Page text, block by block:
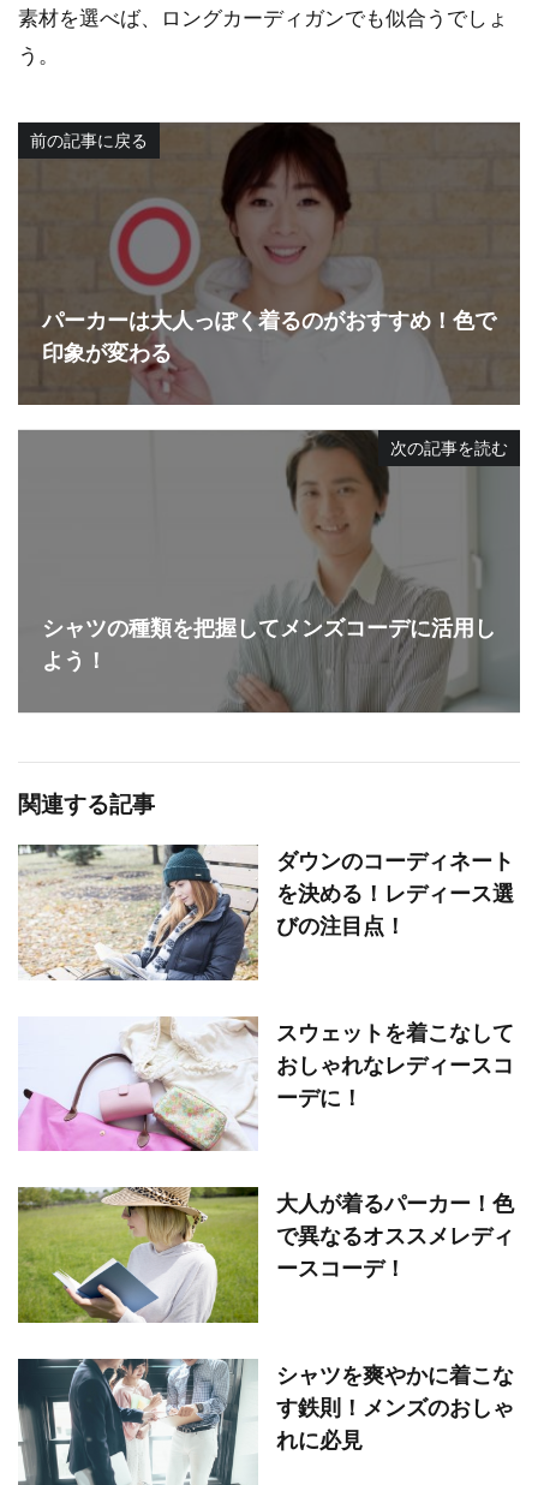
素材を選べば、ロングカーディガンでも似合うでしょ
う。
前の記事に戻る
パーカーは大人っぽく着るのがおすすめ！色で
印象が変わる
次の記事を読む
シャツの種類を把握してメンズコーデに活用し
よう！
関連する記事
ダウンのコーディネート
を決める！レディース選
びの注目点！
スウェットを着こなして
おしゃれなレディースコ
ーデに！
大人が着るパーカー！色
で異なるオススメレディ
ースコーデ！
シャツを爽やかに着こな
す鉄則！メンズのおしゃ
れに必見